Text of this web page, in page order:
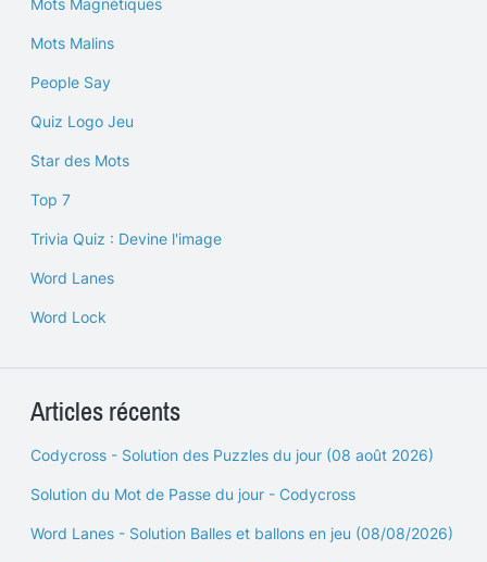
Mots Magnétiques
Mots Malins
People Say
Quiz Logo Jeu
Star des Mots
Top 7
Trivia Quiz : Devine l'image
Word Lanes
Word Lock
Articles récents
Codycross - Solution des Puzzles du jour (08 août 2026)
Solution du Mot de Passe du jour - Codycross
Word Lanes - Solution Balles et ballons en jeu (08/08/2026)